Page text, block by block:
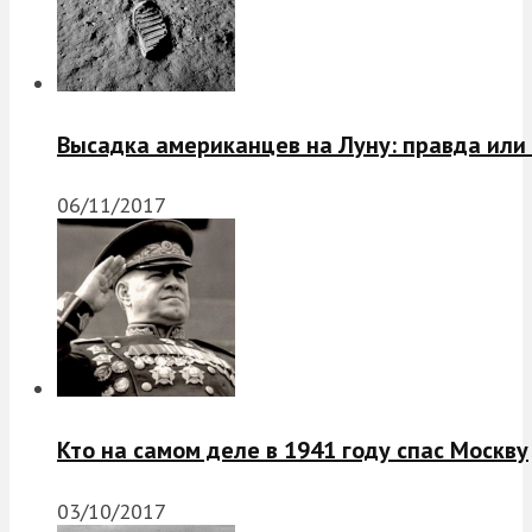
Высадка американцев на Луну: правда
06/11/2017
Кто на самом деле в 1941 году спас Москву
03/10/2017